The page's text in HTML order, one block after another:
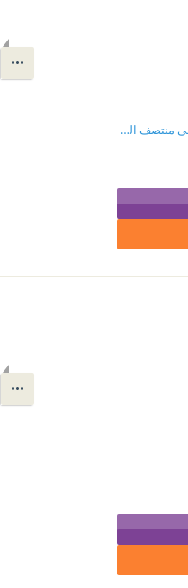
قصة الصحافة العربية في مصر: منذ نشأتها إلى منتصف القرن العشرين